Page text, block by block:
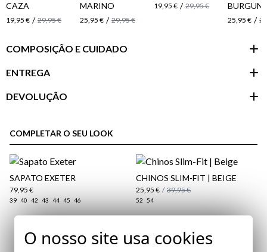
CAZA
19,95 € / 29,95 €
MARINO
25,95 € / 29,95 €
19,95 € / 29,95 €
25,95 € /
COMPOSIÇÃO E CUIDADO
ENTREGA
DEVOLUÇÃO
cliente
COMPLETAR O SEU LOOK
SAPATO EXETER
79,95 €
39 40 42 43 44 45 46
CHINOS SLIM-FIT | BEIGE
25,95 € / 39,95 €
52 54
Assine a nossa Newsletter
O nosso site usa cookies